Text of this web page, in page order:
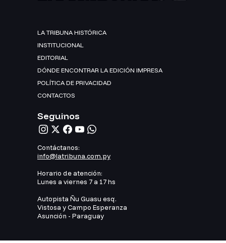
LA TRIBUNA HISTÓRICA
INSTITUCIONAL
EDITORIAL
DÓNDE ENCONTRAR LA EDICIÓN IMPRESA
POLÍTICA DE PRIVACIDAD
CONTACTOS
Seguinos
Contáctanos:
info@latribuna.com.py
Horario de atención:
Lunes a viernes 7 a 17 hs
Autopista Ñu Guasu esq.
Vistosa y Campo Esperanza
Asunción - Paraguay